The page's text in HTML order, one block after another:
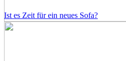
Ist es Zeit für ein neues Sofa?